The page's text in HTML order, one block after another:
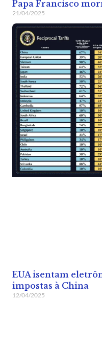
Papa Francisco
21/04/2025
EUA isentam
impostas à China
12/04/2025